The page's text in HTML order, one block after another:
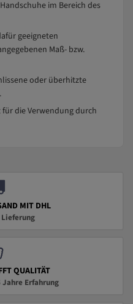
im Bereich des
geeigneten
Maß- bzw.
oder überhitzte
die Verwendung durch
MIT DHL
QUALITÄT
Jahre Erfahrung